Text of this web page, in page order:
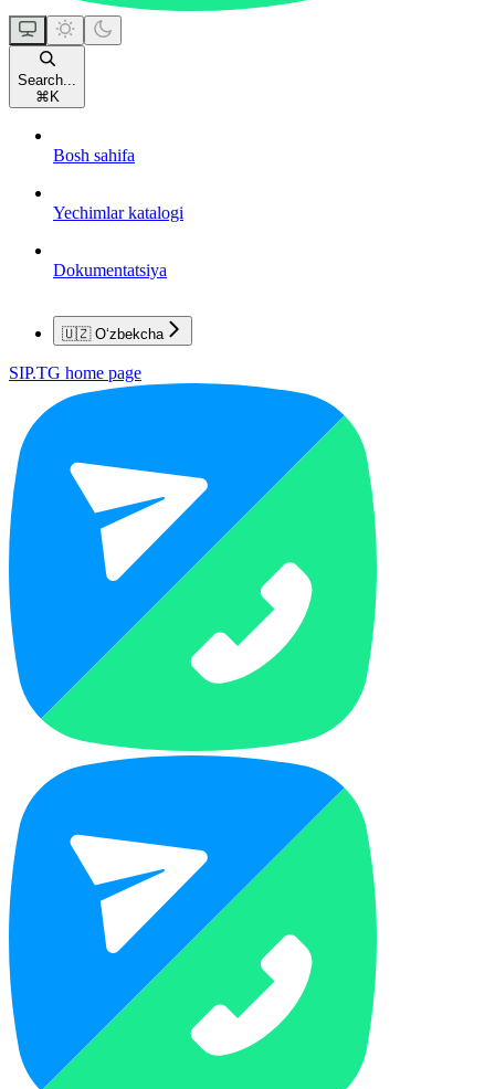
Search...
⌘ K
Bosh sahifa
Yechimlar katalogi
Dokumentatsiya
🇺🇿 O‘zbekcha
SIP.TG home page